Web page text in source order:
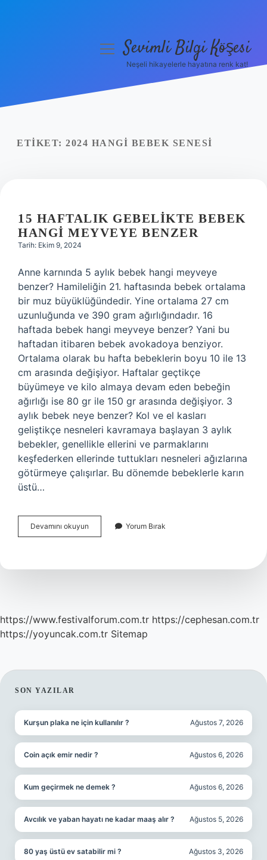
Yasal Uyarı
menüyüSevimli Bilgi Köşesi
Neşeli hikayelerle hayatına renk kat!
ETIKET: 2024 HANGI BEBEK SENESI
15 HAFTALIK GEBELIKTE BEBEK
HANGI MEYVEYE BENZER
Tarih: Ekim 9, 2024
Anne karnında 5 aylık bebek hangi meyveye
benzer? Hamileliğin 21. haftasında bebek ortalama
bir muz büyüklüğündedir. Yine ortalama 27 cm
uzunluğunda ve 390 gram ağırlığındadır. 16
haftada bebek hangi meyveye benzer? Yani bu
haftadan itibaren bebek avokadoya benziyor.
Ortalama olarak bu hafta bebeklerin boyu 10 ile 13
cm arasında değişiyor. Haftalar geçtikçe
büyümeye ve kilo almaya devam eden bebeğin
ağırlığı ise 80 gr ile 150 gr arasında değişiyor. 3
aylık bebek neye benzer? Kol ve el kasları
geliştikçe nesneleri kavramaya başlayan 3 aylık
bebekler, genellikle ellerini ve parmaklarını
keşfederken ellerinde tuttukları nesneleri ağızlarına
götürmeye çalışırlar. Bu dönemde bebeklerle karın
üstü…
Devamını okuyun
Haftalık
Hangi
Yorum Bırak
https://www.festivalforum.com.tr https://cephesan.com.tr
https://yoyuncak.com.tr Sitemap
SIDEBAR
SON YAZILAR
Kurşun plaka ne için kullanılır ? Ağustos 7, 2026
Coin açık emir nedir ? Ağustos 6, 2026
Kum geçirmek ne demek ? Ağustos 6, 2026
Avcılık ve yaban hayatı ne kadar maaş alır ? Ağustos 5, 2026
80 yaş üstü ev satabilir mi ? Ağustos 3, 2026